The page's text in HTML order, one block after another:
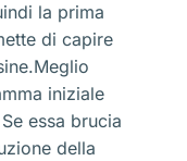
la prima
di capire
iniziale
essa brucia
della